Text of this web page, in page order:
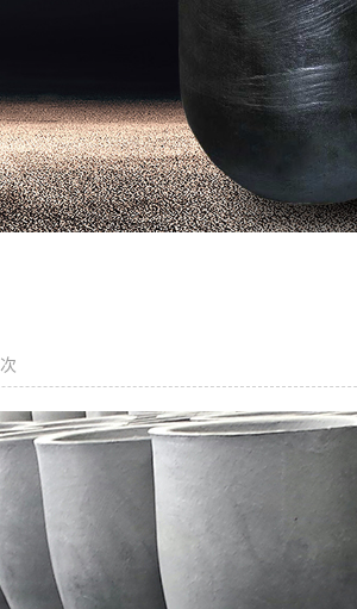
次